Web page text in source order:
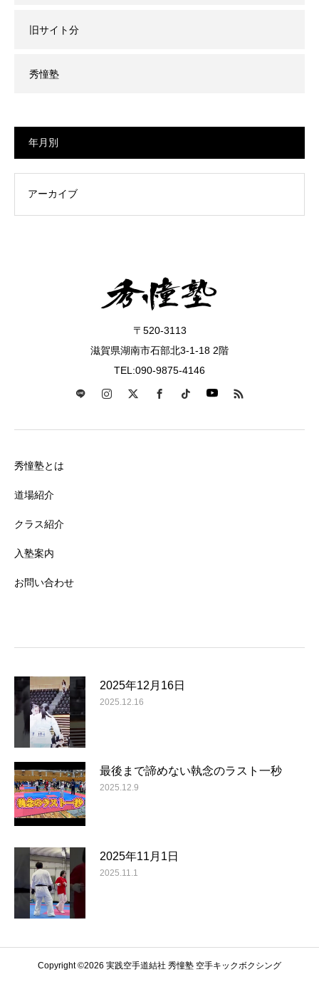
旧サイト分
秀憧塾
年月別
〒520-3113
滋賀県湖南市石部北3-1-18 2階
TEL:090-9875-4146
秀憧塾とは
道場紹介
クラス紹介
入塾案内
お問い合わせ
2025年12月16日
2025.12.16
最後まで諦めない執念のラスト一秒
2025.12.9
2025年11月1日
2025.11.1
Copyright ©️2026 実践空手道結社 秀憧塾 空手キックボクシング